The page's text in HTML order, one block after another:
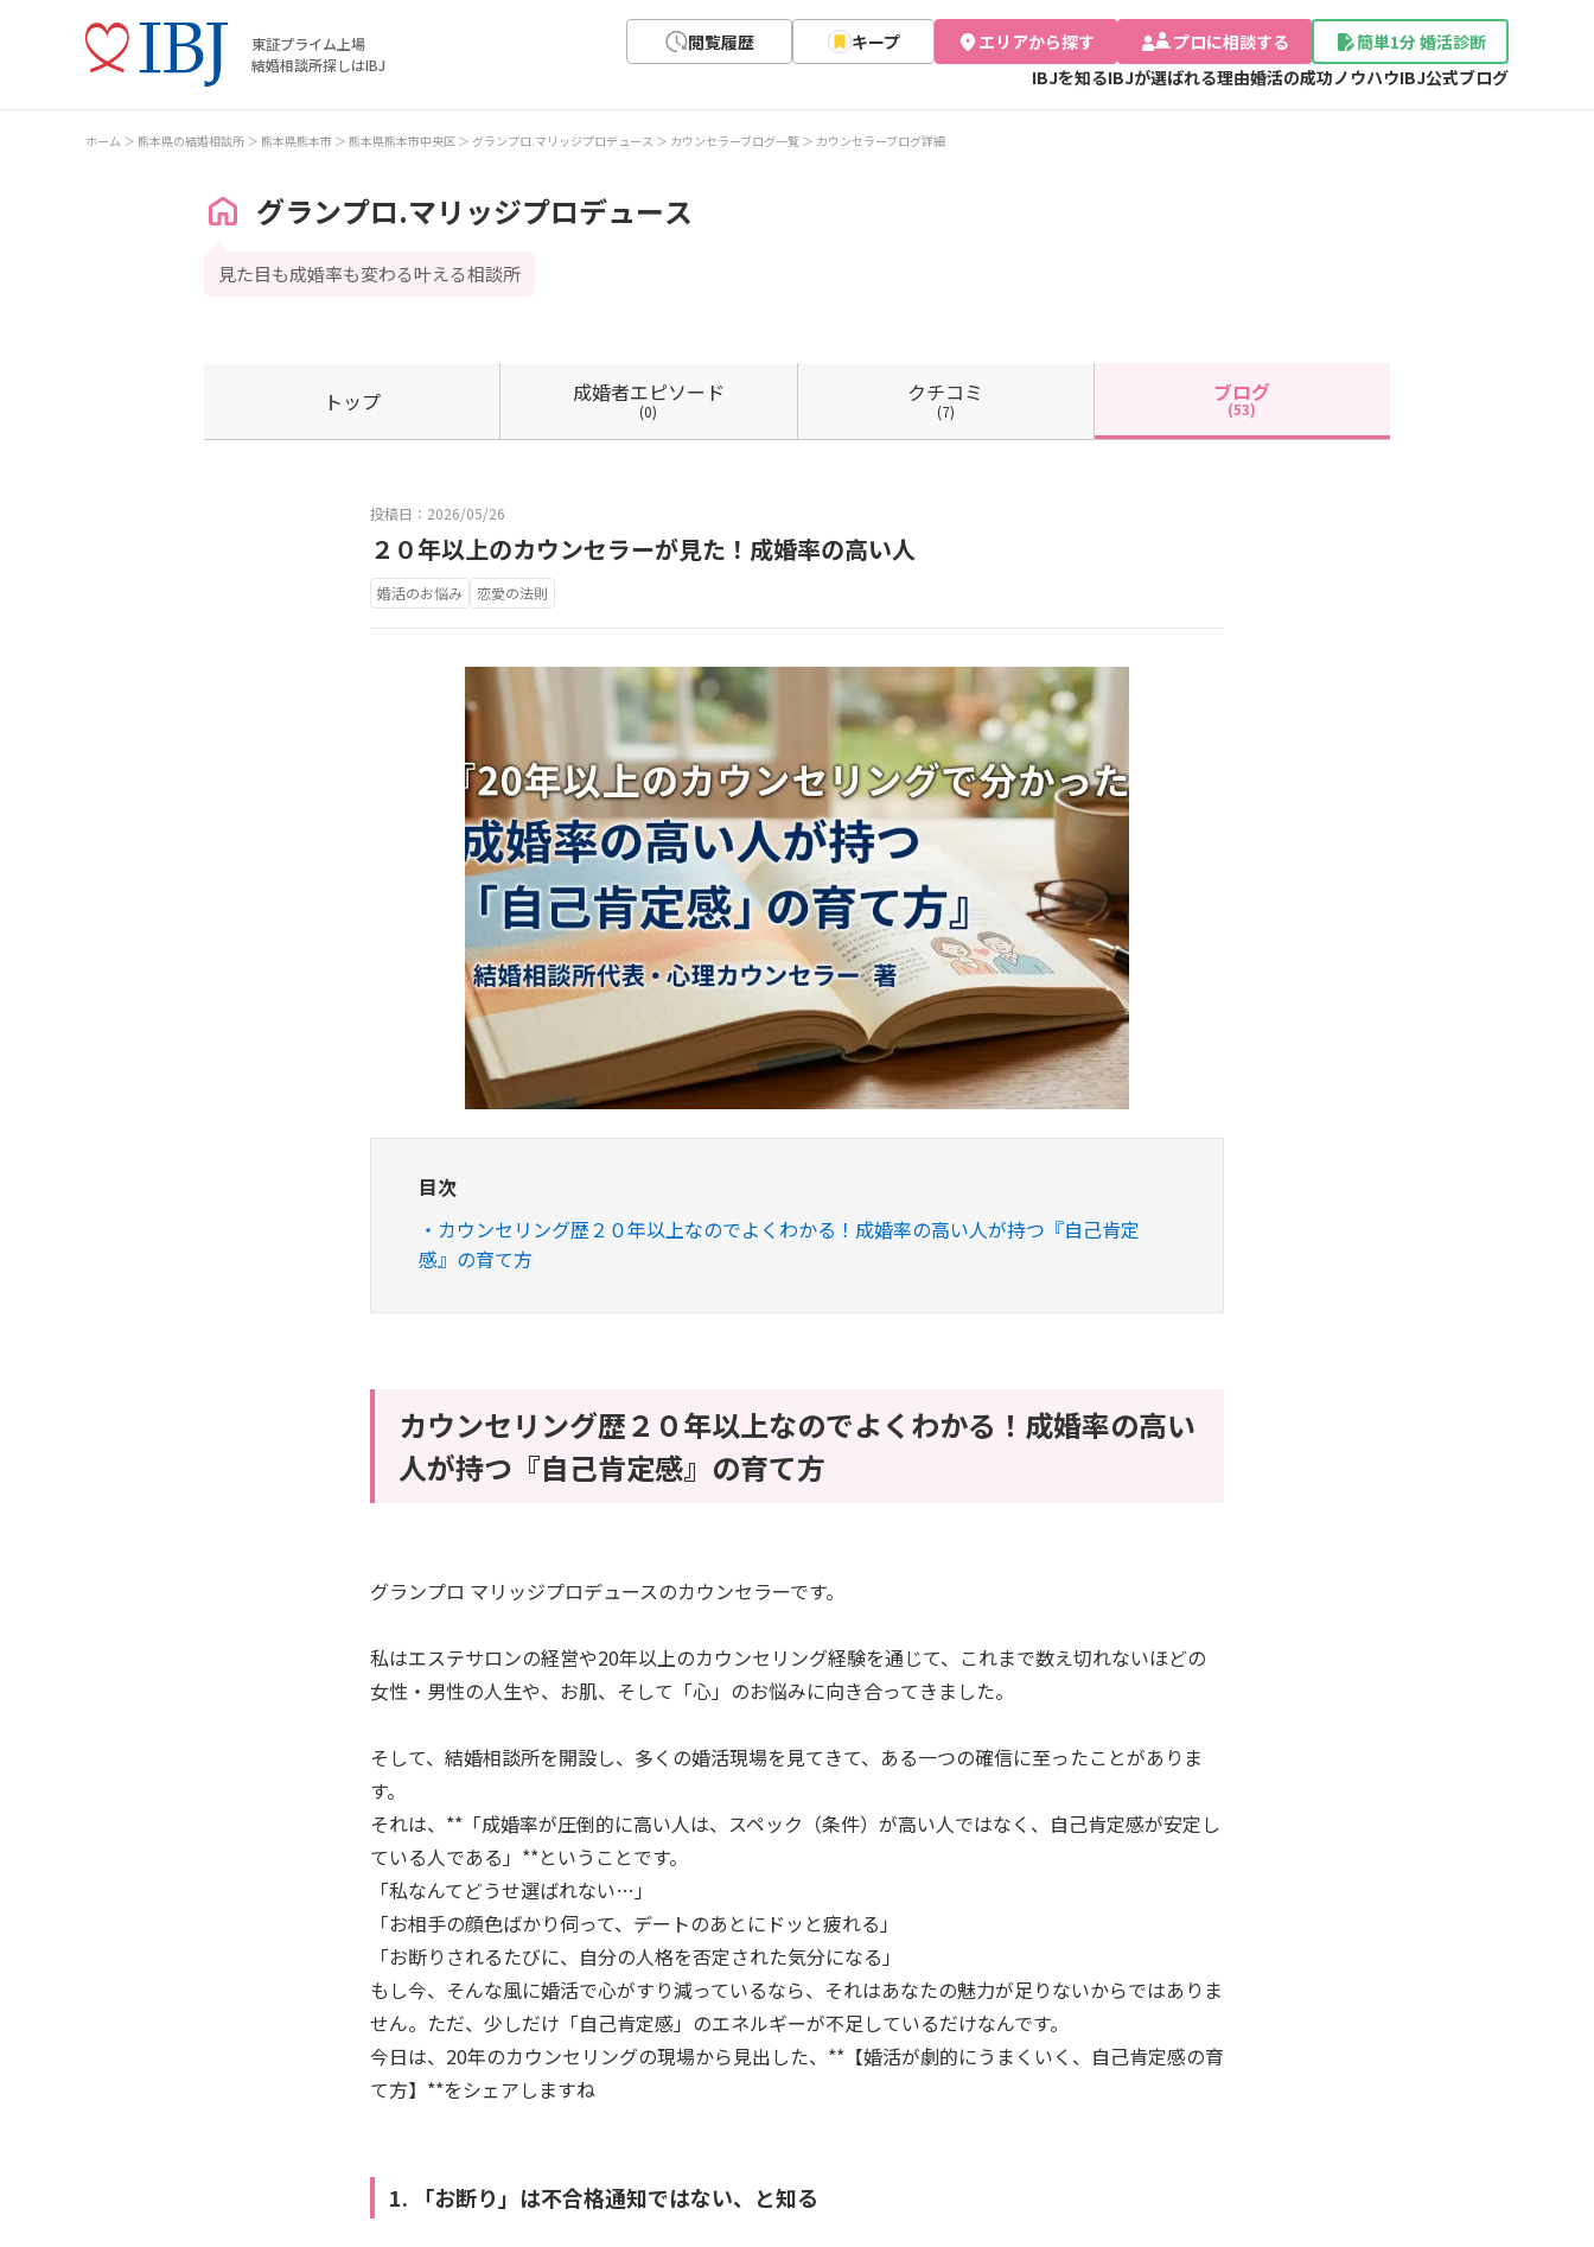
東証プライム上場
結婚相談所探しはIBJ
閲覧履歴 キープ エリアから探す プロに相談する
簡単1分 婚活診断
IBJを知るIBJが選ばれる理由婚活の成功ノウハウIBJ公式ブログ
ホーム 熊本県の結婚相談所 熊本県熊本市 熊本県熊本市中央区 グランプロ.マリッジプロデュース カウンセラーブログ一覧 カウンセラーブログ詳細
グランプロ.マリッジプロデュース
見た目も成婚率も変わる叶える相談所
トップ 成婚者エピソード
(0)
クチコミ
(7)
ブログ
(53)
投稿日：2026/05/26
２０年以上のカウンセラーが見た！成婚率の高い人
婚活のお悩み 恋愛の法則
目次
カウンセリング歴２０年以上なのでよくわかる！成婚率の高い人が持つ『自己肯定
感』の育て方
カウンセリング歴２０年以上なのでよくわかる！成婚率の高い
人が持つ『自己肯定感』の育て方
グランプロ マリッジプロデュースのカウンセラーです。
私はエステサロンの経営や20年以上のカウンセリング経験を通じて、これまで数え切れないほどの
女性・男性の人生や、お肌、そして「心」のお悩みに向き合ってきました。
そして、結婚相談所を開設し、多くの婚活現場を見てきて、ある一つの確信に至ったことがありま
す。
それは、**「成婚率が圧倒的に高い人は、スペック（条件）が高い人ではなく、自己肯定感が安定し
ている人である」**ということです。
「私なんてどうせ選ばれない…」
「お相手の顔色ばかり伺って、デートのあとにドッと疲れる」
「お断りされるたびに、自分の人格を否定された気分になる」
もし今、そんな風に婚活で心がすり減っているなら、それはあなたの魅力が足りないからではありま
せん。ただ、少しだけ「自己肯定感」のエネルギーが不足しているだけなんです。
今日は、20年のカウンセリングの現場から見出した、**【婚活が劇的にうまくいく、自己肯定感の育
て方】**をシェアしますね
1. 「お断り」は不合格通知ではない、と知る